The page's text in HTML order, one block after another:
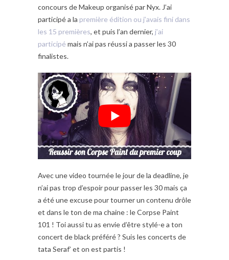
concours de Makeup organisé par Nyx. J’ai
participé a la première édition ou j’avais fini dans
les 15 premières, et puis l’an dernier, j’ai
participé mais n’ai pas réussi a passer les 30
finalistes.
Avec une video tournée le jour de la deadline, je
n’ai pas trop d’espoir pour passer les 30 mais ça
a été une excuse pour tourner un contenu drôle
et dans le ton de ma chaine : le Corpse Paint
101 ! Toi aussi tu as envie d’être stylé-e a ton
concert de black préféré ? Suis les concerts de
tata Seraf’ et on est partis !